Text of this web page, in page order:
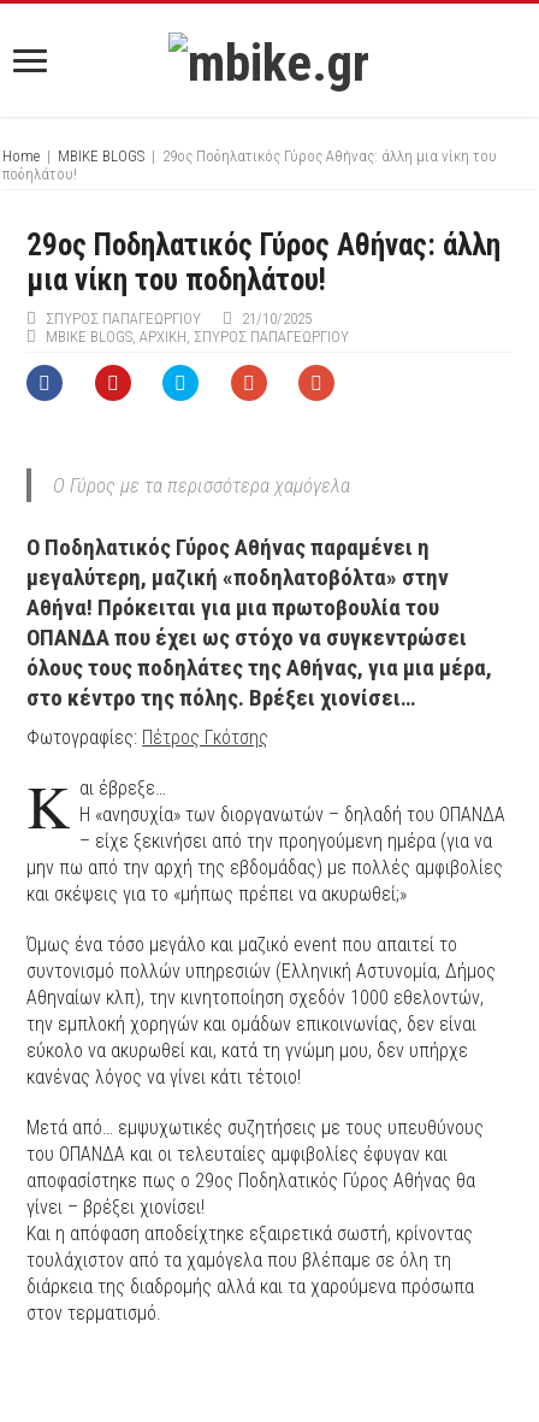
Home | MBIKE BLOGS | 29oς Ποδηλατικός Γύρος Αθήνας: άλλη μια νίκη του
ποδηλάτου!
29oς Ποδηλατικός Γύρος Αθήνας: άλλη
μια νίκη του ποδηλάτου!
ΣΠΎΡΟΣ ΠΑΠΑΓΕΩΡΓΊΟΥ
21/10/2025
MBIKE BLOGS,ΑΡΧΙΚΉ, ΣΠΎΡΟΣ ΠΑΠΑΓΕΩΡΓΊΟΥ
O Γύρος με τα περισσότερα χαμόγελα
Ο Ποδηλατικός Γύρος Αθήνας παραμένει η
μεγαλύτερη, μαζική «ποδηλατοβόλτα» στην
Αθήνα! Πρόκειται για μια πρωτοβουλία του
ΟΠΑΝΔΑ που έχει ως στόχο να συγκεντρώσει
όλους τους ποδηλάτες της Αθήνας, για μια μέρα,
στο κέντρο της πόλης. Βρέξει χιονίσει…
Φωτογραφίες: Πέτρος Γκότσης
K αι έβρεξε…
Η «ανησυχία» των διοργανωτών – δηλαδή του ΟΠΑΝΔΑ
– είχε ξεκινήσει από την προηγούμενη ημέρα (για να
μην πω από την αρχή της εβδομάδας) με πολλές αμφιβολίες
και σκέψεις για το «μήπως πρέπει να ακυρωθεί;»
Όμως ένα τόσο μεγάλο και μαζικό event που απαιτεί το
συντονισμό πολλών υπηρεσιών (Ελληνική Αστυνομία, Δήμος
Αθηναίων κλπ), την κινητοποίηση σχεδόν 1000 εθελοντών,
την εμπλοκή χορηγών και ομάδων επικοινωνίας, δεν είναι
εύκολο να ακυρωθεί και, κατά τη γνώμη μου, δεν υπήρχε
κανένας λόγος να γίνει κάτι τέτοιο!
Μετά από… εμψυχωτικές συζητήσεις με τους υπευθύνους
του ΟΠΑΝΔΑ και οι τελευταίες αμφιβολίες έφυγαν και
αποφασίστηκε πως ο 29ος Ποδηλατικός Γύρος Αθήνας θα
γίνει – βρέξει χιονίσει!
Και η απόφαση αποδείχτηκε εξαιρετικά σωστή, κρίνοντας
τουλάχιστον από τα χαμόγελα που βλέπαμε σε όλη τη
διάρκεια της διαδρομής αλλά και τα χαρούμενα πρόσωπα
στον τερματισμό.